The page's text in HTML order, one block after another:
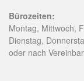
Bürozeiten:
Montag, Mittwoch,
Dienstag,
oder nach